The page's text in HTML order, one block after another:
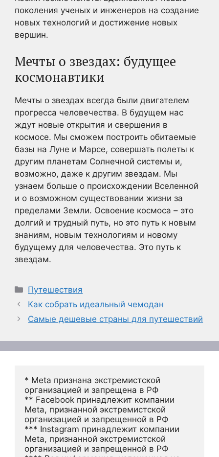
поколения ученых и инженеров на создание
новых технологий и достижение новых
вершин.
Мечты о звездах: будущее
космонавтики
Мечты о звездах всегда были двигателем
прогресса человечества. В будущем нас
ждут новые открытия и свершения в
космосе. Мы сможем построить обитаемые
базы на Луне и Марсе, совершать полеты к
другим планетам Солнечной системы и,
возможно, даже к другим звездам. Мы
узнаем больше о происхождении Вселенной
и о возможном существовании жизни за
пределами Земли. Освоение космоса – это
долгий и трудный путь, но это путь к новым
знаниям, новым технологиям и новому
будущему для человечества. Это путь к
звездам.
Рубрики
Путешествия
Как собрать идеальный чемодан
Самые дешевые страны для путешествий
* Meta признана экстремистской
организацией и запрещена в РФ
** Facebook принадлежит компании
Meta, признанной экстремистской
организацией и запрещенной в РФ
*** Instagram принадлежит компании
Meta, признанной экстремистской
организацией и запрещенной в РФ